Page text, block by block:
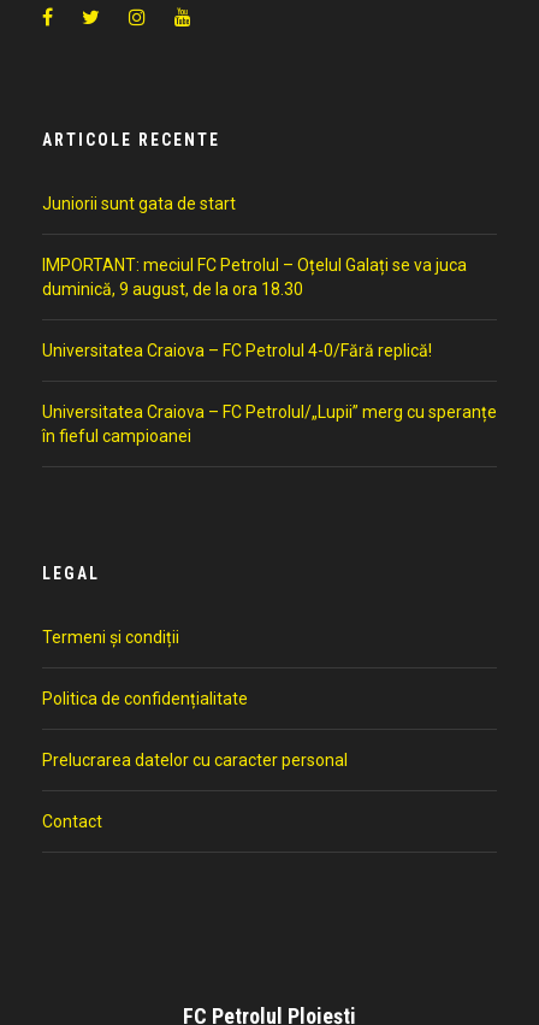
ARTICOLE RECENTE
Juniorii sunt gata de start
IMPORTANT: meciul FC Petrolul – Oțelul Galați se va juca
duminică, 9 august, de la ora 18.30
Universitatea Craiova – FC Petrolul 4-0/Fără replică!
Universitatea Craiova – FC Petrolul/„Lupii” merg cu speranțe
în fieful campioanei
LEGAL
Termeni și condiții
Politica de confidențialitate
Prelucrarea datelor cu caracter personal
Contact
FC Petrolul Ploiești